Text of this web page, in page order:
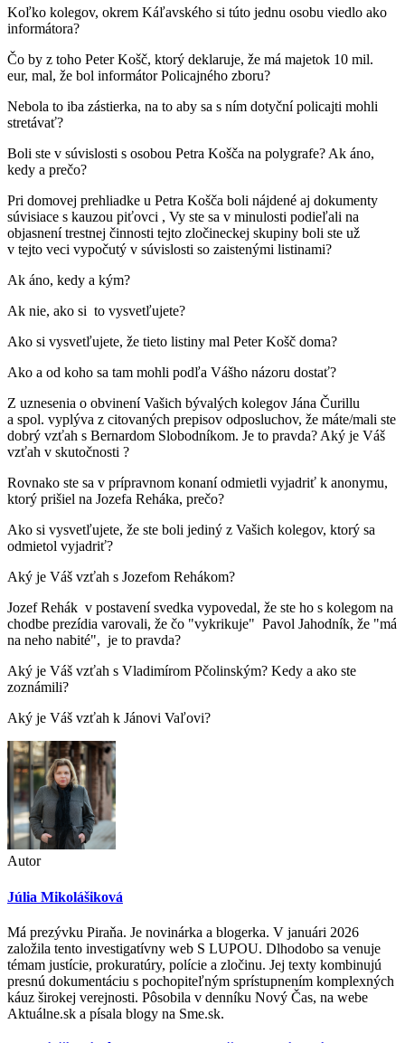
Koľko kolegov, okrem Káľavského si túto jednu osobu viedlo ako
informátora?
Čo by z toho Peter Košč, ktorý deklaruje, že má majetok 10 mil.
eur, mal, že bol informátor Policajného zboru?
Nebola to iba zástierka, na to aby sa s ním dotyční policajti mohli
stretávať?
Boli ste v súvislosti s osobou Petra Košča na polygrafe? Ak áno,
kedy a prečo?
Pri domovej prehliadke u Petra Košča boli nájdené aj dokumenty
súvisiace s kauzou piťovci , Vy ste sa v minulosti podieľali na
objasnení trestnej činnosti tejto zločineckej skupiny boli ste už
v tejto veci vypočutý v súvislosti so zaistenými listinami?
Ak áno, kedy a kým?
Ak nie, ako si to vysvetľujete?
Ako si vysvetľujete, že tieto listiny mal Peter Košč doma?
Ako a od koho sa tam mohli podľa Vášho názoru dostať?
Z uznesenia o obvinení Vašich bývalých kolegov Jána Čurillu
a spol. vyplýva z citovaných prepisov odposluchov, že máte/mali ste
dobrý vzťah s Bernardom Slobodníkom. Je to pravda? Aký je Váš
vzťah v skutočnosti ?
Rovnako ste sa v prípravnom konaní odmietli vyjadriť k anonymu,
ktorý prišiel na Jozefa Reháka, prečo?
Ako si vysvetľujete, že ste boli jediný z Vašich kolegov, ktorý sa
odmietol vyjadriť?
Aký je Váš vzťah s Jozefom Rehákom?
Jozef Rehák v postavení svedka vypovedal, že ste ho s kolegom na
chodbe prezídia varovali, že čo "vykrikuje" Pavol Jahodník, že "má
na neho nabité", je to pravda?
Aký je Váš vzťah s Vladimírom Pčolinským? Kedy a ako ste
zoznámili?
Aký je Váš vzťah k Jánovi Vaľovi?
Autor
Júlia Mikolášiková
Má prezývku Piraňa. Je novinárka a blogerka. V januári 2026
založila tento investigatívny web S LUPOU. Dlhodobo sa venuje
témam justície, prokuratúry, polície a zločinu. Jej texty kombinujú
presnú dokumentáciu s pochopiteľným sprístupnením komplexných
káuz širokej verejnosti. Pôsobila v denníku Nový Čas, na webe
Aktuálne.sk a písala blogy na Sme.sk.